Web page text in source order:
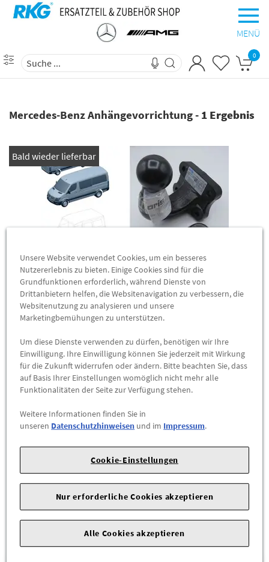
MENÜ
0
Mercedes-Benz Anhängevorrichtung- 1 Ergebnis
Bald wieder lieferbar
Kugelkopfkupplung. G-Modell 461, Sprinter W906
*A9063150099* Original MB
Für Ihren Mercedes-Benz gibt es nur das Beste - und das gilt
auch für seine Ersatzteile.
Mit Mercedes-Benz Original-Teilen investieren Sie in die
Sicherheit, den Komfort und den Werterhalt Ihres Fahrzeugs.
Jedes Original-Teil wird umfassend getestet und entspricht
höchsten Sicherheitsstandards.
ab230,36 €*
ZUM PRODUKT
Unsere Website verwendet Cookies, um ein besseres
Nutzererlebnis zu bieten. Einige Cookies sind für die
Grundfunktionen erforderlich, während Dienste von
Drittanbietern helfen, die Websitenavigation zu verbessern, die
Websitenutzung zu analysieren und unsere
Marketingbemühungen zu unterstützen.
Um diese Dienste verwenden zu dürfen, benötigen wir Ihre
Einwilligung. Ihre Einwilligung können Sie jederzeit mit Wirkung
für die Zukunft widerrufen oder ändern. Bitte beachten Sie, dass
auf Basis Ihrer Einstellungen womöglich nicht mehr alle
Funktionalitäten der Seite zur Verfügung stehen.
Weitere Informationen finden Sie in
unseren Datenschutzhinweisen und im Impressum.
Cookie-Einstellungen
Nur erforderliche Cookies akzeptieren
Alle Cookies akzeptieren